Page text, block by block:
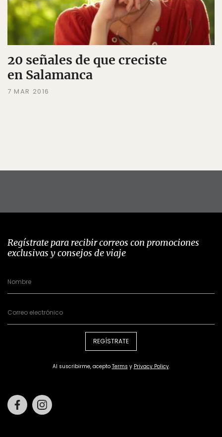
20 señales de que creciste
en Salamanca
7 MAR 2016
Regístrate para recibir correos con promociones
exclusivas y consejos de viaje
REGÍSTRATE
Al suscribirme, acepto Terms y Privacy Policy.
Facebook